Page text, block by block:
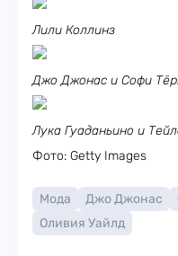
Лили Коллинз
Джо Джонас и Софи
Лука Гуаданьино и
Фото: Getty Images
Мода Джо Джонас
Оливия Уайлд